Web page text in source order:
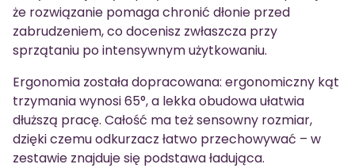
że rozwiązanie pomaga chronić dłonie przed
zabrudzeniem, co docenisz zwłaszcza przy
sprzątaniu po intensywnym użytkowaniu.
Ergonomia została dopracowana: ergonomiczny kąt
trzymania wynosi 65°, a lekka obudowa ułatwia
dłuższą pracę. Całość ma też sensowny rozmiar,
dzięki czemu odkurzacz łatwo przechowywać – w
zestawie znajduje się podstawa ładująca.